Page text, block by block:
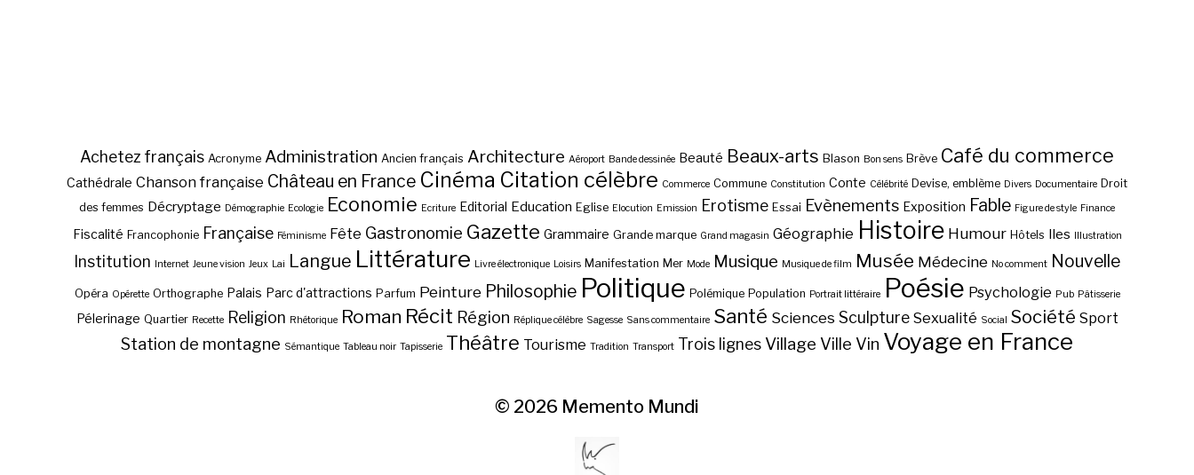
Achetez français Acronyme Administration Ancien français Architecture Aéroport Bande dessinée Beauté Beaux-arts Blason Bon sens Brève Café du commerce
Cathédrale Chanson française Château en France Cinéma Citation célèbre Commerce Commune Constitution Conte Célébrité Devise, emblème Divers Documentaire Droit
des femmes Décryptage Démographie Ecologie Economie Ecriture Editorial Education Eglise Elocution Emission Erotisme Essai Evènements Exposition Fable Figure de style Finance
Fiscalité Francophonie Française Féminisme Fête Gastronomie Gazette Grammaire Grande marque Grand magasin Géographie Histoire Humour Hôtels Iles Illustration
Institution Internet Jeune vision Jeux Lai Langue Littérature Livre électronique Loisirs Manifestation Mer Mode Musique Musique de film Musée Médecine No comment Nouvelle
Opéra Opérette Orthographe Palais Parc d'attractions Parfum Peinture Philosophie Politique Polémique Population Portrait littéraire Poésie Psychologie Pub Pâtisserie
Pélerinage Quartier Recette Religion Rhétorique Roman Récit Région Réplique célèbre Sagesse Sans commentaire Santé Sciences Sculpture Sexualité Social Société Sport
Station de montagne Sémantique Tableau noir Tapisserie Théâtre Tourisme Tradition Transport Trois lignes Village Ville Vin Voyage en France
© 2026 Memento Mundi